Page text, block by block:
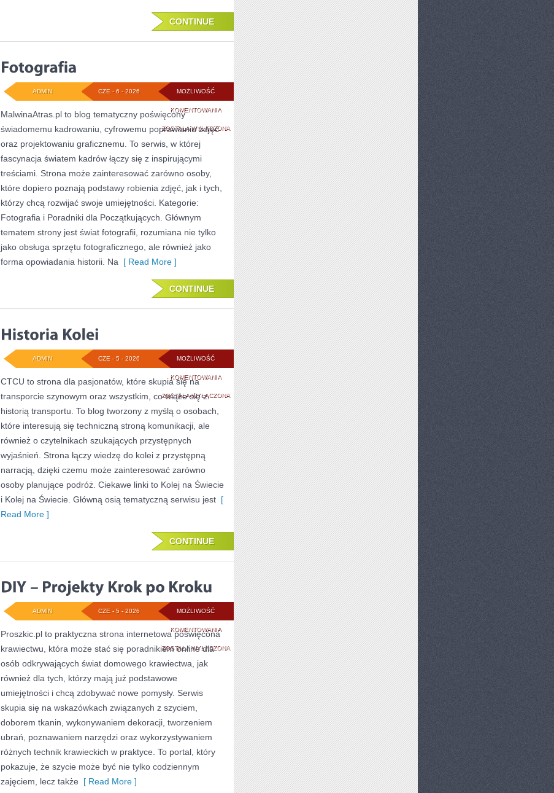
CONTINUE
MOŻLIWOŚĆ
KOMENTOWANIAFOTOGRAFIA
ZOSTAŁA WYŁĄCZONA
CZE - 6 - 2026
ADMIN
MalwinaAtras.pl to blog tematyczny poświęcony
świadomemu kadrowaniu, cyfrowemu poprawianiu zdjęć
oraz projektowaniu graficznemu. To serwis, w której
fascynacja światem kadrów łączy się z inspirującymi
treściami. Strona może zainteresować zarówno osoby,
które dopiero poznają podstawy robienia zdjęć, jak i tych,
którzy chcą rozwijać swoje umiejętności. Kategorie:
Fotografia i Poradniki dla Początkujących. Głównym
tematem strony jest świat fotografii, rozumiana nie tylko
jako obsługa sprzętu fotograficznego, ale również jako
forma opowiadania historii. Na [ Read More ]
CONTINUE
MOŻLIWOŚĆ
KOMENTOWANIAHISTORIA
KOLEI
ZOSTAŁA WYŁĄCZONA
CZE - 5 - 2026
ADMIN
CTCU to strona dla pasjonatów, które skupia się na
transporcie szynowym oraz wszystkim, co wiąże się z
historią transportu. To blog tworzony z myślą o osobach,
które interesują się techniczną stroną komunikacji, ale
również o czytelnikach szukających przystępnych
wyjaśnień. Strona łączy wiedzę do kolei z przystępną
narracją, dzięki czemu może zainteresować zarówno
osoby planujące podróż. Ciekawe linki to Kolej na Świecie
i Kolej na Świecie. Główną osią tematyczną serwisu jest [
Read More ]
CONTINUE
MOŻLIWOŚĆ
KOMENTOWANIADIY
–
PROJEKTY
KROK
KROKU
ZOSTAŁA WYŁĄCZONA
CZE - 5 - 2026
ADMIN
Proszkic.pl to praktyczna strona internetowa poświęcona
krawiectwu, która może stać się poradnikiem online dla
osób odkrywających świat domowego krawiectwa, jak
również dla tych, którzy mają już podstawowe
umiejętności i chcą zdobywać nowe pomysły. Serwis
skupia się na wskazówkach związanych z szyciem,
doborem tkanin, wykonywaniem dekoracji, tworzeniem
ubrań, poznawaniem narzędzi oraz wykorzystywaniem
różnych technik krawieckich w praktyce. To portal, który
pokazuje, że szycie może być nie tylko codziennym
zajęciem, lecz także [ Read More ]